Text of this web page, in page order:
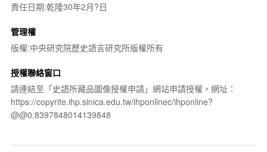
責任日期:乾隆30年2月?日
管理權
版權:中央研究院歷史語言研究所版權所有
授權聯絡窗口
請連結至「史語所藏品圖像授權申請」網站申請授權，網址：
https://copyrite.ihp.sinica.edu.tw/ihponlinec/ihponline?
@@0.8397848014139848